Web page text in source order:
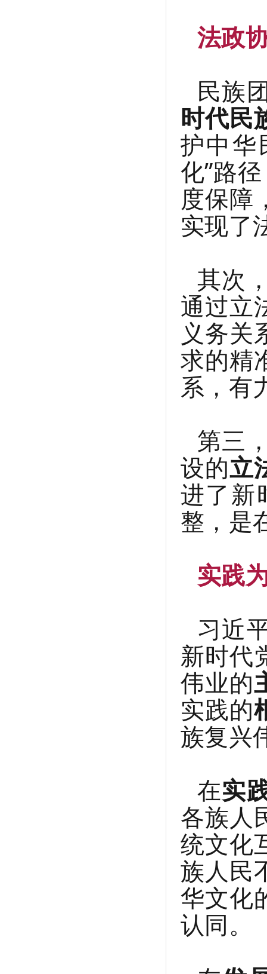
法政
民族
时代民
护中
化”路
度保障
实现了
其次
通过立
义务关
求的精
系，有
第三
设的立
进了新
整，是
实践
习近
新时代
伟业的
实践的
族复兴
在实
各族人
统文化
族人民
华文化
认同。